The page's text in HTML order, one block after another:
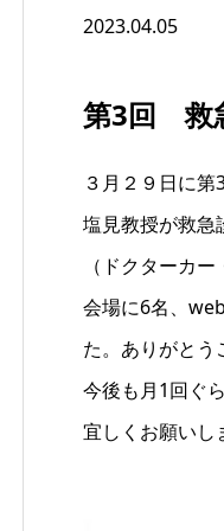
2023.04.05
第3回 救
３月２９日に第
塩見教授が救急
（ドクターカ
会場に6名、
た。ありがとう
今後も月1回ぐ
宜しくお願いし